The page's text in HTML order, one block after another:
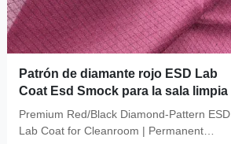
Patrón de diamante rojo ESD Lab
Coat Esd Smock para la sala limpia
Premium Red/Black Diamond-Pattern ESD
Lab Coat for Cleanroom | Permanent